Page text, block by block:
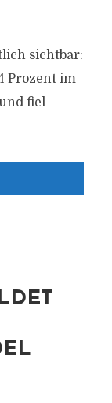
sichtbar:
Prozent im
fiel